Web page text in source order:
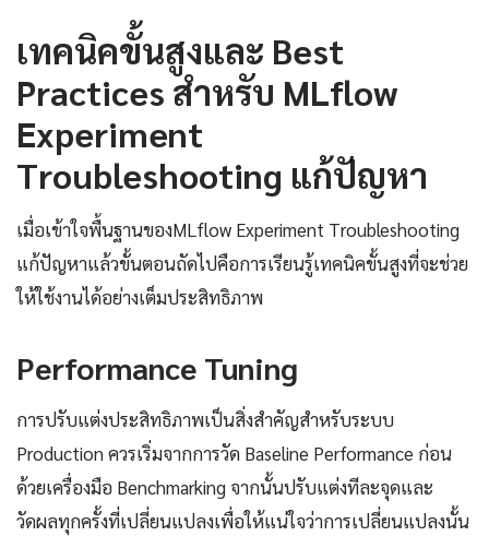
เทคนิคขั้นสูงและ Best
Practices สำหรับ MLflow
Experiment
Troubleshooting แก้ปัญหา
เมื่อเข้าใจพื้นฐานของMLflow Experiment Troubleshooting
แก้ปัญหาแล้วขั้นตอนถัดไปคือการเรียนรู้เทคนิคขั้นสูงที่จะช่วย
ให้ใช้งานได้อย่างเต็มประสิทธิภาพ
Performance Tuning
การปรับแต่งประสิทธิภาพเป็นสิ่งสำคัญสำหรับระบบ
Production ควรเริ่มจากการวัด Baseline Performance ก่อน
ด้วยเครื่องมือ Benchmarking จากนั้นปรับแต่งทีละจุดและ
วัดผลทุกครั้งที่เปลี่ยนแปลงเพื่อให้แน่ใจว่าการเปลี่ยนแปลงนั้น